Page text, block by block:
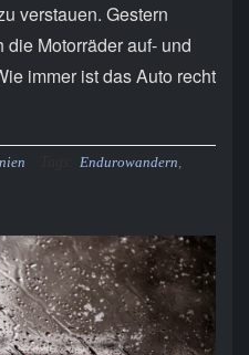
verstauen. Gestern
Motorräder auf- und
immer ist das Auto recht
Endurowandern,